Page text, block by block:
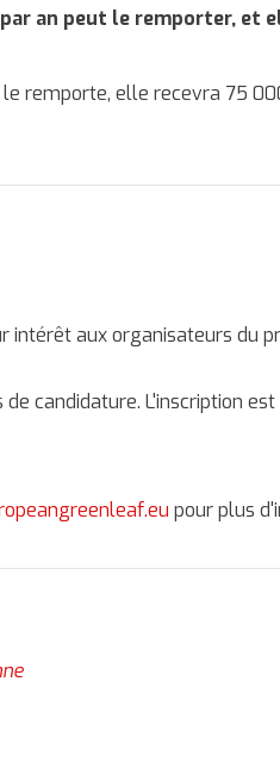
an peut le remporter, et
le remporte, elle recevra 75
aux organisateurs du
candidature. L'inscription
pour plus